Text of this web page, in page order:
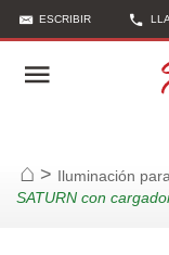
ESCRIBIR
Página de
> Iluminación
SATURN con